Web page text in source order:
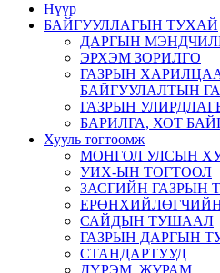
Нүүр
БАЙГУУЛЛАГЫН ТУХАЙ
ДАРГЫН
ЭРХЭМ ЗОРИЛГО
ГАЗРЫН
БАЙГУУЛАЛТЫН
ГАЗРЫН
БАРИЛГА, ХОТ
Хууль тогтоомж
МОНГОЛ УЛСЫН
УИХ-ЫН ТОГТООЛ
ЗАСГИЙН ГАЗРЫН
САЙДЫН ТУШААЛ
ГАЗРЫН ДАРГЫН
СТАНДАРТУУД
ДҮРЭМ, ЖУРАМ